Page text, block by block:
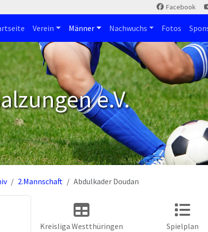
Facebook
Verein Männer Nachwuchs Fotos
e.V.
2.Mannschaft Abdulkader Doudan
Kreisliga Westthüringen
Spielplan